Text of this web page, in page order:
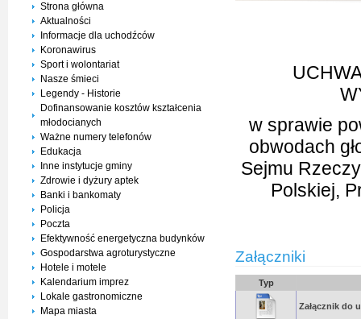
Strona główna
Aktualności
Informacje dla uchodźców
Koronawirus
Sport i wolontariat
Nasze śmieci
Legendy - Historie
Dofinansowanie kosztów kształcenia
młodocianych
Ważne numery telefonów
Edukacja
Inne instytucje gminy
Zdrowie i dyżury aptek
Banki i bankomaty
Policja
Poczta
Efektywność energetyczna budynków
Gospodarstwa agroturystyczne
Hotele i motele
Kalendarium imprez
Lokale gastronomiczne
Mapa miasta
w sprawie
obwodach
Sejmu
Polskiej,
Załączniki
Typ
Załącznik do